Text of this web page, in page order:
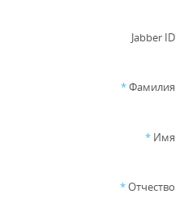
Jabber ID
*Фамилия
* Имя
*Отчество